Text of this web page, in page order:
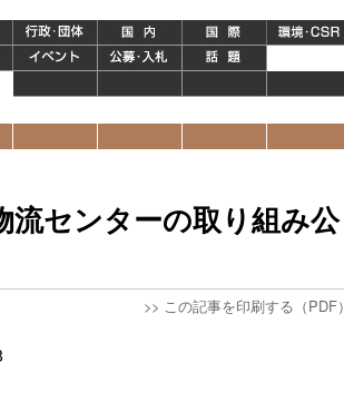
流センターの取り組み公
>> この記事を印刷する（PDF）